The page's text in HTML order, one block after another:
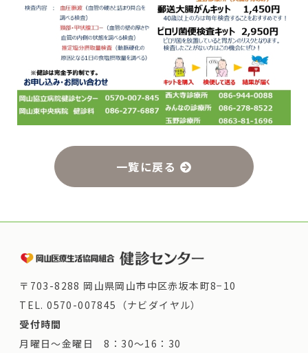
一覧に戻る
〒703-8288 岡山県岡山市中区赤坂本町8−10
TEL.0570-007845（ナビダイヤル）
受付時間
月曜日～金曜日 8：30～16：30